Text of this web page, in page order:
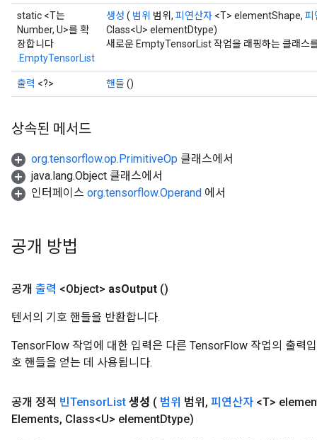
static <T는
Number, U>를 확
장합니다
.EmptyTensorList
생성 ( 범위 범위, 피연산자 <T> elementShape, 피
Class<U> elementDtype)
새로운 EmptyTensorList 작업을 래핑하는 클래스
출력 <?> 핸들()
상속된 메서드
org.tensorflow.op.PrimitiveOp 클래스에서
java.lang.Object 클래스에서
인터페이스 org.tensorflow.Operand 에서
공개 방법
공개 출력 <Object> asOutput ()
텐서의 기호 핸들을 반환합니다.
TensorFlow 작업에 대한 입력은 다른 TensorFlow 작업의 출력
호 핸들을 얻는 데 사용됩니다.
공개 정적 빈TensorList 생성 ( 범위 범위 , 피연산자 <T>
Elements, Class<U> elementDtype)